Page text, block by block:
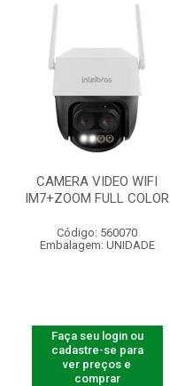
CAMERA VIDEO WIFI
IM7+ZOOM FULL COLOR
Código: 560070
Embalagem: UNIDADE
Faça seu login ou
cadastre-se para
ver preços e
comprar